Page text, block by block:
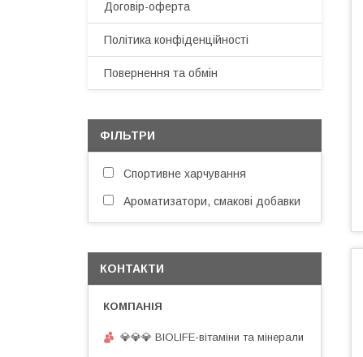
Договір-оферта
Політика конфіденційності
Повернення та обмін
ФІЛЬТРИ
Спортивне харчування
Ароматизатори, смакові добавки
КОНТАКТИ
💎💎💎 BIOLIFE-вітаміни та мінерали